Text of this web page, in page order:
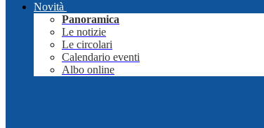
Novità
Panoramica
Le notizie
Le circolari
Calendario eventi
Albo online